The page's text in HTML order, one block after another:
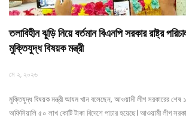
তলাবিহীন ঝুড়ি নিয়ে বর্তমান বিএনপি সরকার রাষ্ট্র
মুক্তিযুদ্ধ বিষয়ক মন্ত্রী
মে ২, ২০২৬
মুক্তিযুদ্ধ বিষয়ক মন্ত্রী আযম খান বলেছেন, আওয়ামী লীগ সরকারের
অফিসিয়ালি ৫০ লাখ কোটি টাকা বিদেশে পাচার হয়েছে। আওয়ামী লীগ